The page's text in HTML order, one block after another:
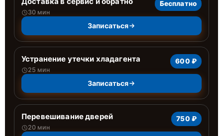
30 мин
Бесплатно
Записаться
Устранение утечки хладагента
25 мин
600 ₽
Записаться
Перевешивание дверей
20 мин
750 ₽